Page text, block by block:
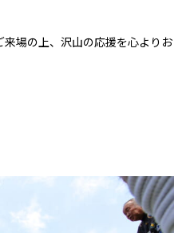
場の上、沢山の応援を心よりお